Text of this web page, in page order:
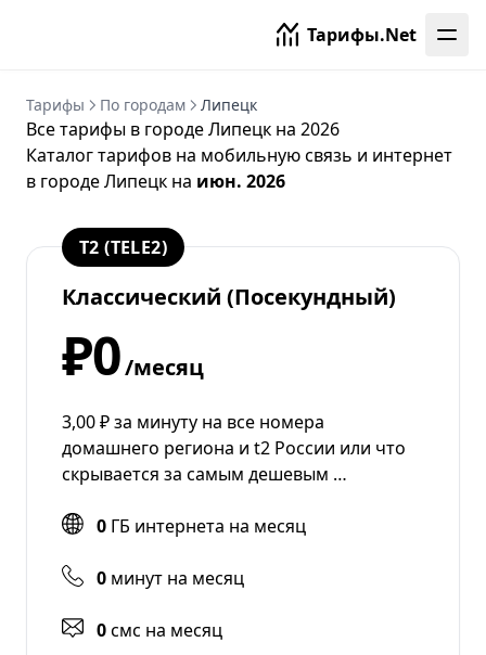
Тарифы.Net
Тарифы По городам Липецк
Все тарифы в городе Липецк на 2026
Каталог тарифов на мобильную связь и интернет
в городе Липецк на июн. 2026
T2 (TELE2)
Классический (Посекундный)
₽0/месяц
3,00 ₽ за минуту на все номера
домашнего региона и t2 России или что
скрывается за самым дешевым …
0 ГБ интернета на месяц
0 минут на месяц
0смс на месяц